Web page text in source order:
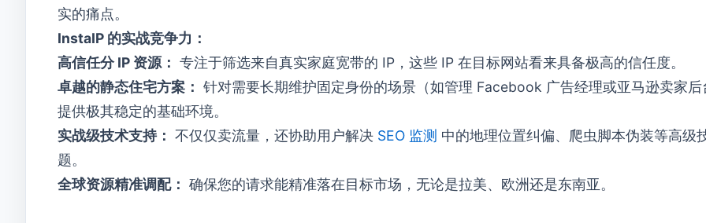
实的痛点。
InstaIP 的实战竞争力：
高信任分 IP 资源： 专注于筛选来自真实家庭宽带的 IP，这些 IP 在目标网站看来具备极高的信任度。
卓越的静态住宅方案： 针对需要长期维护固定身份的场景（如管理 Facebook 广告经理或亚马逊卖家后
提供极其稳定的基础环境。
实战级技术支持： 不仅仅卖流量，还协助用户解决 SEO 监测 中的地理位置纠偏、爬虫脚本伪装等高级
题。
全球资源精准调配： 确保您的请求能精准落在目标市场，无论是拉美、欧洲还是东南亚。